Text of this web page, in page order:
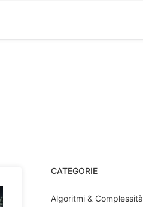
CATEGORIE
Algoritmi & Complessità